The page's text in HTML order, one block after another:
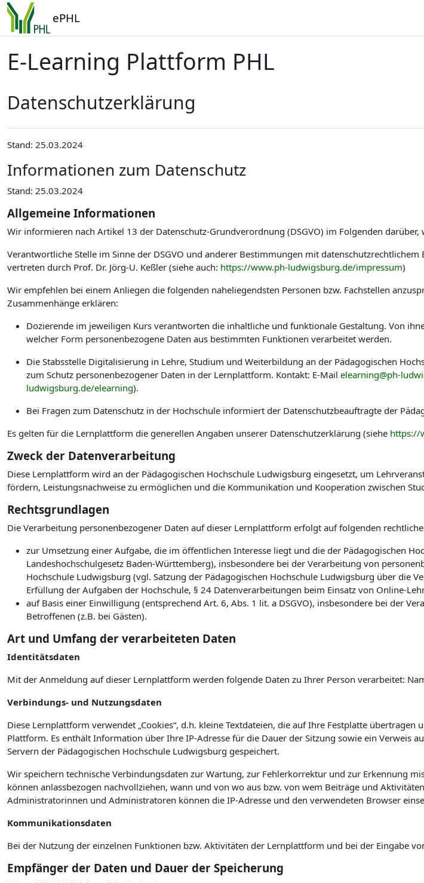
Zum Hauptinhalt
ePHL
E-Learning Plattform PHL
Datenschutzerklärung
Stand: 25.03.2024
Informationen zum Datenschutz
Stand: 25.03.2024
Allgemeine Informationen
Wir informieren nach Artikel 13 der Datenschutz-Grundverordnung (DSGVO) im Folgenden
Verantwortliche Stelle im Sinne der DSGVO und anderer Bestimmungen mit
vertreten durch Prof. Dr. Jörg-U. Keßler (siehe auch: https://www.ph-ludwigsburg.de/impressum)
Wir empfehlen bei einem Anliegen die folgenden naheliegendsten Personen bzw. Fachstellen
Zusammenhänge erklären:
Dozierende im jeweiligen Kurs verantworten die inhaltliche und funktionale Gestaltung. Von
welcher Form personenbezogene Daten aus bestimmten Funktionen verarbeitet werden.
Die Stabsstelle Digitalisierung in Lehre, Studium und Weiterbildung an der Pädagogischen
zum Schutz personenbezogener Daten in der Lernplattform. Kontakt: E-Mail elearning@ph-
ludwigsburg.de/elearning).
Bei Fragen zum Datenschutz in der Hochschule informiert der Datenschutzbeauftragte der
Es gelten für die Lernplattform die generellen Angaben unserer Datenschutzerklärung (siehe https://
Zweck der Datenverarbeitung
Diese Lernplattform wird an der Pädagogischen Hochschule Ludwigsburg eingesetzt, um
fördern, Leistungsnachweise zu ermöglichen und die Kommunikation und Kooperation zwischen
Rechtsgrundlagen
Die Verarbeitung personenbezogener Daten auf dieser Lernplattform erfolgt auf folgenden
zur Umsetzung einer Aufgabe, die im öffentlichen Interesse liegt und die der Pädagogischen
Landeshochschulgesetz Baden-Württemberg), insbesondere bei der Verarbeitung von
Hochschule Ludwigsburg (vgl. Satzung der Pädagogischen Hochschule Ludwigsburg über die
Erfüllung der Aufgaben der Hochschule, § 24 Datenverarbeitungen beim Einsatz von Online-
auf Basis einer Einwilligung (entsprechend Art. 6, Abs. 1 lit. a DSGVO), insbesondere bei der
Betroffenen (z.B. bei Gästen).
Art und Umfang der verarbeiteten Daten
Identitätsdaten
Mit der Anmeldung auf dieser Lernplattform werden folgende Daten zu Ihrer Person verarbeitet:
Verbindungs- und Nutzungsdaten
Diese Lernplattform verwendet „Cookies“, d.h. kleine Textdateien, die auf Ihre Festplatte
Plattform. Es enthält Information über Ihre IP-Adresse für die Dauer der Sitzung sowie ein Verweis
Servern der Pädagogischen Hochschule Ludwigsburg gespeichert.
Wir speichern technische Verbindungsdaten zur Wartung, zur Fehlerkorrektur und zur Erkennung
können anlassbezogen nachvollziehen, wann und von wo aus bzw. von wem Beiträge und
Administratorinnen und Administratoren können die IP-Adresse und den verwendeten Browser
Kommunikationsdaten
Bei der Nutzung der einzelnen Funktionen bzw. Aktivitäten der Lernplattform und bei der Eingabe
Empfänger der Daten und Dauer der Speicherung